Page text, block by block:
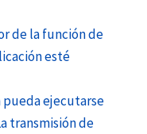
de la función de
esté
pueda ejecutarse
transmisión de